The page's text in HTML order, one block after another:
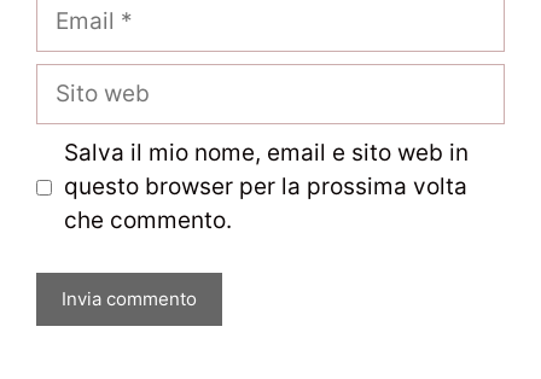
Email
Sito
Salva il mio nome, email e sito web in
questo browser per la prossima volta
che commento.